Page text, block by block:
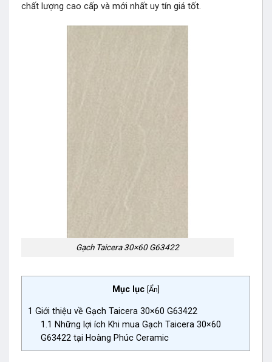
chất lượng cao cấp và mới nhất uy tín giá tốt.
Gạch Taicera 30×60 G63422
Mục lục [Ẩn]
1 Giới thiệu về Gạch Taicera 30×60 G63422
1.1 Những lợi ích Khi mua Gạch Taicera 30×60
G63422 tại Hoàng Phúc Ceramic